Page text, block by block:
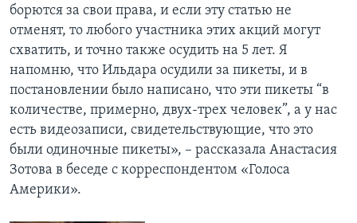
борются за свои права, и если эту статью не
отменят, то любого участника этих акций могут
схватить, и точно также осудить на 5 лет. Я
напомню, что Ильдара осудили за пикеты, и в
постановлении было написано, что эти пикеты “в
количестве, примерно, двух-трех человек”, а у нас
есть видеозаписи, свидетельствующие, что это
были одиночные пикеты», – рассказала Анастасия
Зотова в беседе с корреспондентом «Голоса
Америки».